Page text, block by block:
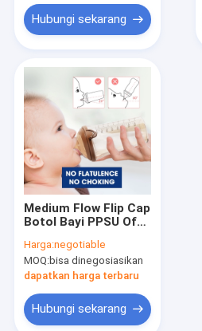
Produk
Tentang kami
Tur Pabrik
Kontrol kualitas
Berita
kasus
Hubungi sekarang
Medium Flow Flip Cap
Botol Bayi PPSU Off
Harga:negotiable
MOQ:bisa dinegosiasikan
dapatkan harga terbaru
Hubungi sekarang